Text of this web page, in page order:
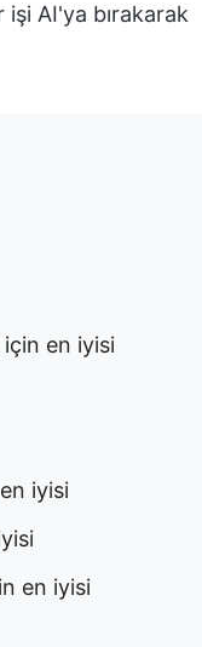
AI'ya bırakarak
en iyisi
iyisi
en iyisi